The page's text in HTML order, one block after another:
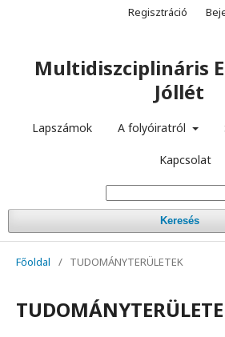
Multidiszciplináris
Jóllét
Lapszámok A folyóiratról
Kapcsolat
Keresés
Regisztráció
Főoldal / TUDOMÁNYTERÜLETEK